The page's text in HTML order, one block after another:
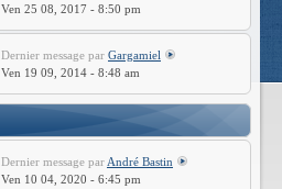
Ven 25 08, 2017 - 8:50 pm
Dernier message par Gargamiel
Ven 19 09, 2014 - 8:48 am
Dernier message par André Bastin
Ven 10 04, 2020 - 6:45 pm